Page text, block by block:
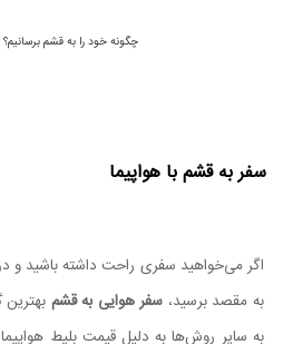
چگونه خود را به قشم
سفر به قشم با هواپیما
اگر می‌خواهید سفری راحت داشته باشید و
به مقصد برسید، سفر هوایی به قشم
به سایر روش‌ها به دلیل قیمت بلیط